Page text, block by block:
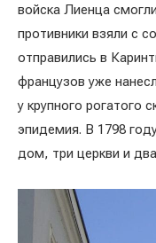
войска Лиенца
противники взяли с
отправились в
французов уже
у крупного рогатого
эпидемия. В 1798
дом, три церкви и